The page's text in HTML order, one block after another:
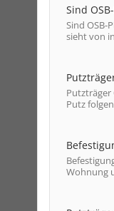
Sind
Sind OSB-
sieht von
Putzträger
Putz
Wohnung